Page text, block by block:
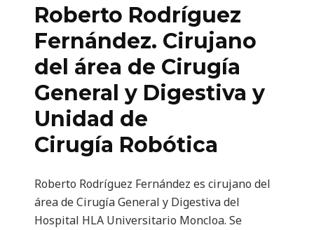
Roberto Rodríguez
Fernández. Cirujano
del área de Cirugía
General y Digestiva y
Unidad de
Cirugía Robótica
Roberto Rodríguez Fernández es cirujano del
área de Cirugía General y Digestiva del
Hospital HLA Universitario Moncloa. Se